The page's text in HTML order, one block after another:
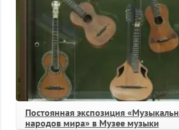
Постоянная экспозиция
народов мира» в Музее музыки